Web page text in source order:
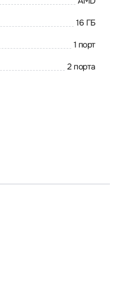
16 ГБ
1 порт
2 порта